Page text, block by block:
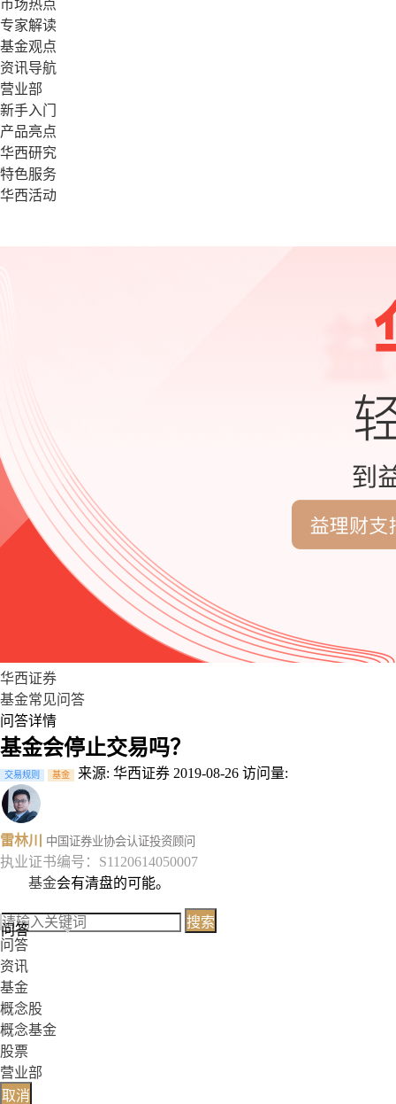
市场热点
专家解读
基金观点
资讯导航
营业部
新手入门
产品亮点
华西研究
特色服务
华西活动
华西证券
基金常见问答
问答详情
基金会停止交易吗？
交易规则 基金 来源: 华西证券 2019-08-26 访问量:
雷林川 中国证券业协会认证投资顾问
执业证书编号：S1120614050007
基金会有清盘的可能。
问答
搜索
问答
资讯
基金
概念股
概念基金
股票
营业部
取消